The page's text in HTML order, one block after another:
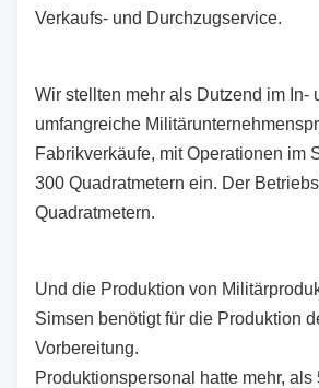
Verkaufs- und Durchzugservice.
Wir stellten mehr als Dutzend im In-
umfangreiche
Fabrikverkäufe, mit Operationen im
300 Quadratmetern ein. Der
Quadratmetern.
Und die Produktion von
Simsen benötigt für die Produktion
Vorbereitung.
Produktionspersonal hatte mehr, als